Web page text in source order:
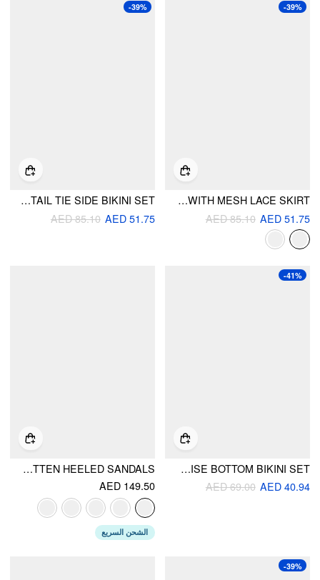
-39%
HALTER NECKLINE LACE PANEL TIE SIDE TRIANGLE BIKINI SET WITH MESH LACE SKIRT
AED 51.75
AED 85.10
-39%
HALTER NECKLINE METALLIC STUD TRIANGLE DETAIL TIE SIDE BIKINI SET
AED 51.75
AED 85.10
-41%
HALTER NECK FLORAL CONTRASTING BINDING TRIANGLE TOP & MID RISE BOTTOM BIKINI SET
AED 40.94
AED 69.00
ROUND TOE FLIP-FLOP KITTEN HEELED SANDALS
AED 149.50
الشحن السريع
-39%